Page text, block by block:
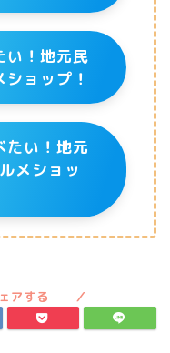
い！地元民
ョップ！
たい！地元
メショッ